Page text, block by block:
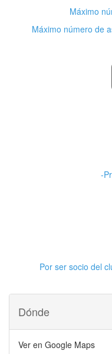
Máximo
Máximo número de
-
Por ser socio del
Dónde
Ver en Google Maps